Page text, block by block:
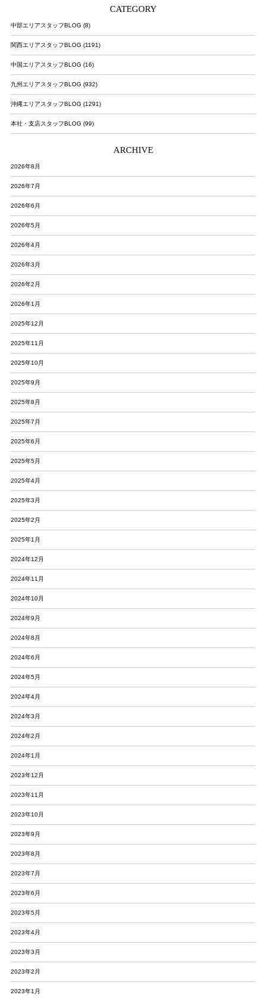
CATEGORY
中部エリアスタッフBLOG (8)
関西エリアスタッフBLOG (1191)
中国エリアスタッフBLOG (16)
九州エリアスタッフBLOG (932)
沖縄エリアスタッフBLOG (1291)
本社・支店スタッフBLOG (99)
ARCHIVE
2026年8月
2026年7月
2026年6月
2026年5月
2026年4月
2026年3月
2026年2月
2026年1月
2025年12月
2025年11月
2025年10月
2025年9月
2025年8月
2025年7月
2025年6月
2025年5月
2025年4月
2025年3月
2025年2月
2025年1月
2024年12月
2024年11月
2024年10月
2024年9月
2024年8月
2024年6月
2024年5月
2024年4月
2024年3月
2024年2月
2024年1月
2023年12月
2023年11月
2023年10月
2023年9月
2023年8月
2023年7月
2023年6月
2023年5月
2023年4月
2023年3月
2023年2月
2023年1月